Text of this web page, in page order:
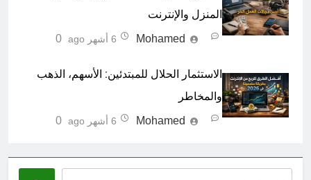
المنزل والإنترنت
Mohamed 6 أشهر ago 0
الاستثمار الحلال للمبتدئين: الأسهم، الذهب
والمخاطر
Mohamed 6 أشهر ago 0